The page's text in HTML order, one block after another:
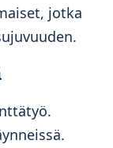
jotka